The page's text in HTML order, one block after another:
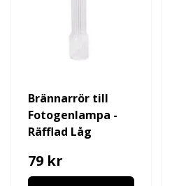
Brännarrör till
Fotogenlampa -
Räfflad Låg
79 kr